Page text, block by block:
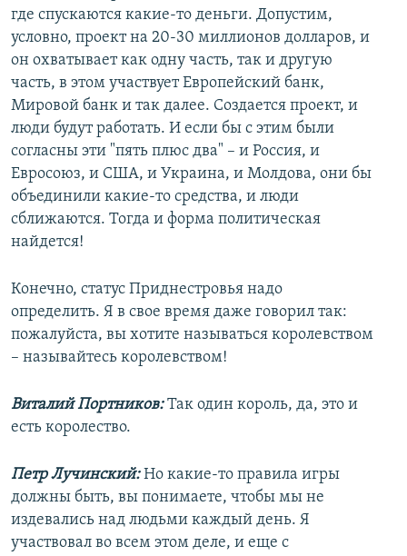
где спускаются какие-то деньги. Допустим,
условно, проект на 20-30 миллионов долларов, и
он охватывает как одну часть, так и другую
часть, в этом участвует Европейский банк,
Мировой банк и так далее. Создается проект, и
люди будут работать. И если бы с этим были
согласны эти "пять плюс два" – и Россия, и
Евросоюз, и США, и Украина, и Молдова, они бы
объединили какие-то средства, и люди
сближаются. Тогда и форма политическая
найдется!
Конечно, статус Приднестровья надо
определить. Я в свое время даже говорил так:
пожалуйста, вы хотите называться королевством
– называйтесь королевством!
Виталий Портников:Так один король, да, это и
есть королество.
Петр Лучинский:Но какие-то правила игры
должны быть, вы понимаете, чтобы мы не
издевались над людьми каждый день. Я
участвовал во всем этом деле, и еще с